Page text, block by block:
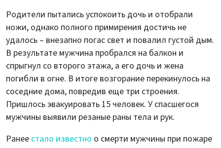
Родители пытались успокоить дочь и отобрали
ножи, однако полного примирения достичь не
удалось – внезапно погас свет и повалил густой дым.
В результате мужчина пробрался на балкон и
спрыгнул со второго этажа, а его дочь и жена
погибли в огне. В итоге возгорание перекинулось на
соседние дома, повредив еще три строения.
Пришлось эвакуировать 15 человек. У спасшегося
мужчины выявили резаные раны тела и рук.
Ранее стало известно о смерти мужчины при пожаре